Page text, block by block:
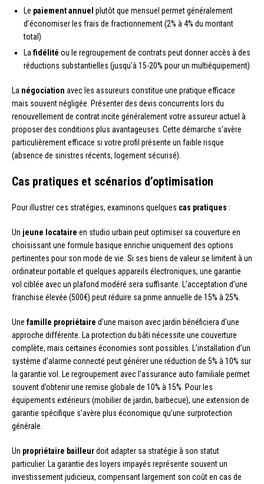
Le paiement annuel plutôt que mensuel permet généralement
d’économiser les frais de fractionnement (2% à 4% du montant
total)
La fidélité ou le regroupement de contrats peut donner accès à des
réductions substantielles (jusqu’à 15-20% pour un multiéquipement)
La négociation avec les assureurs constitue une pratique efficace
mais souvent négligée. Présenter des devis concurrents lors du
renouvellement de contrat incite généralement votre assureur actuel à
proposer des conditions plus avantageuses. Cette démarche s’avère
particulièrement efficace si votre profil présente un faible risque
(absence de sinistres récents, logement sécurisé).
Cas pratiques et scénarios d’optimisation
Pour illustrer ces stratégies, examinons quelques cas pratiques :
Un jeune locataire en studio urbain peut optimiser sa couverture en
choisissant une formule basique enrichie uniquement des options
pertinentes pour son mode de vie. Si ses biens de valeur se limitent à un
ordinateur portable et quelques appareils électroniques, une garantie
vol ciblée avec un plafond modéré sera suffisante. L’acceptation d’une
franchise élevée (500€) peut réduire sa prime annuelle de 15% à 25%.
Une famille propriétaire d’une maison avec jardin bénéficiera d’une
approche différente. La protection du bâti nécessite une couverture
complète, mais certaines économies sont possibles. L’installation d’un
système d’alarme connecté peut générer une réduction de 5% à 10% sur
la garantie vol. Le regroupement avec l’assurance auto familiale permet
souvent d’obtenir une remise globale de 10% à 15%. Pour les
équipements extérieurs (mobilier de jardin, barbecue), une extension de
garantie spécifique s’avère plus économique qu’une surprotection
générale.
Un propriétaire bailleurdoit adapter sa stratégie à son statut
particulier. La garantie des loyers impayés représente souvent un
investissement judicieux, compensant largement son coût en cas de